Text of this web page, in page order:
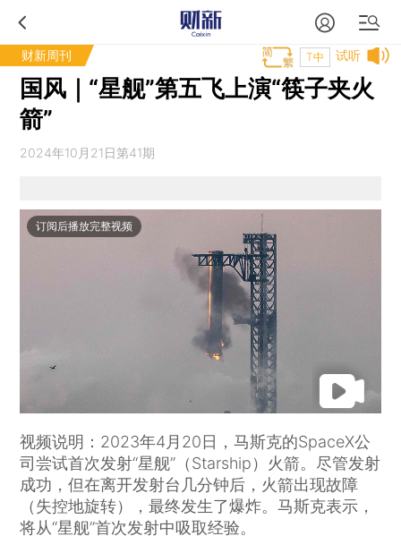
财新周刊 试听
T中
国风｜“星舰”第五飞上演“筷子夹火
箭”
2024年10月21日第41期
订阅后播放完整视频
视频说明：2023年4月20日，马斯克的SpaceX公
司尝试首次发射“星舰”（Starship）火箭。尽管发射
成功，但在离开发射台几分钟后，火箭出现故障
（失控地旋转），最终发生了爆炸。马斯克表示，
将从“星舰”首次发射中吸取经验。